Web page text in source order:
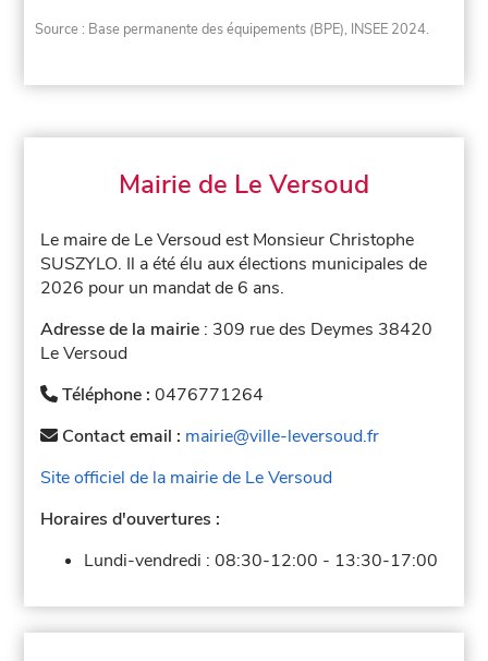
Source : Base permanente des équipements (BPE), INSEE 2024.
Mairie de Le Versoud
Le maire de Le Versoud est Monsieur Christophe
SUSZYLO. Il a été élu aux élections municipales de
2026 pour un mandat de 6 ans.
Adresse de la mairie : 309 rue des Deymes 38420
Le Versoud
Téléphone :0476771264
Contact email : mairie@ville-leversoud.fr
Site officiel de la mairie de Le Versoud
Horaires d'ouvertures :
Lundi-vendredi :08:30-12:00 - 13:30-17:00